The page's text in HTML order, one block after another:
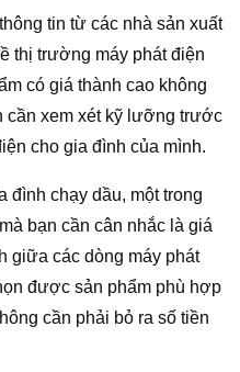
tin từ các nhà sản xuất
thị trường máy phát điện
có giá thành cao không
cần xem xét kỹ lưỡng trước
cho gia đình của mình.
đình chạy dầu, một trong
bạn cần cân nhắc là giá
giữa các dòng máy phát
được sản phẩm phù hợp
cần phải bỏ ra số tiền